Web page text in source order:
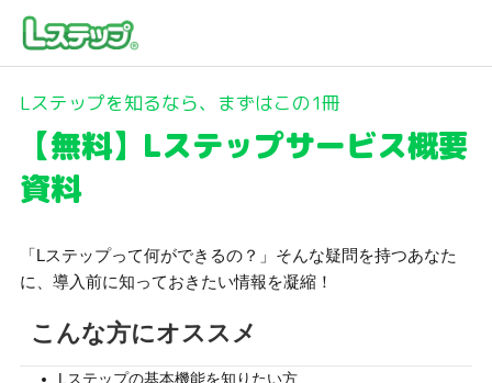
Lステップを知るなら、まずはこの1冊
【無料】Lステップサービス概要
資料
「Lステップって何ができるの？」そんな疑問を持つあなた
に、導入前に知っておきたい情報を凝縮！
こんな方にオススメ
Lステップの基本機能を知りたい方